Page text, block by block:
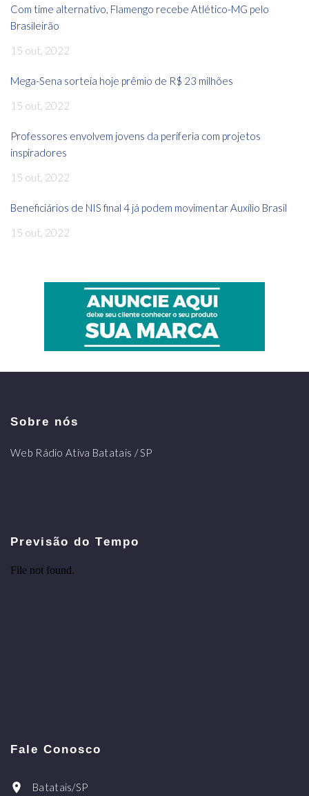
Com time alternativo, Flamengo recebe Atlético-MG pelo
Brasileirão
15 out, 2022
Mega-Sena sorteia hoje prêmio de R$ 23 milhões
15 out, 2022
Professores envolvem jovens da periferia com projetos
inspiradores
15 out, 2022
Beneficiários de NIS final 4 já podem movimentar Auxílio Brasil
15 out, 2022
Sobre nós
Web Rádio Ativa Batatais / SP
Previsão do Tempo
Fale Conosco
Batatais/SP